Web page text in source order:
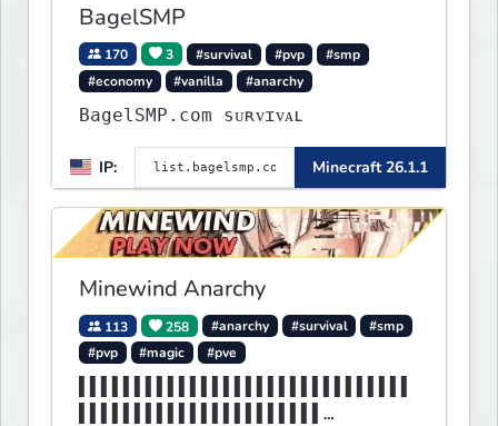
BagelSMP
170 3 #survival #pvp
#smp
#economy
#vanilla #anarchy
BagelSMP.com ѕᴜʀᴠɪᴠᴀʟ
IP: Minecraft 26.1.1
Minewind Anarchy
113 258 #anarchy #survival
#smp
#pvp
#magic #pve